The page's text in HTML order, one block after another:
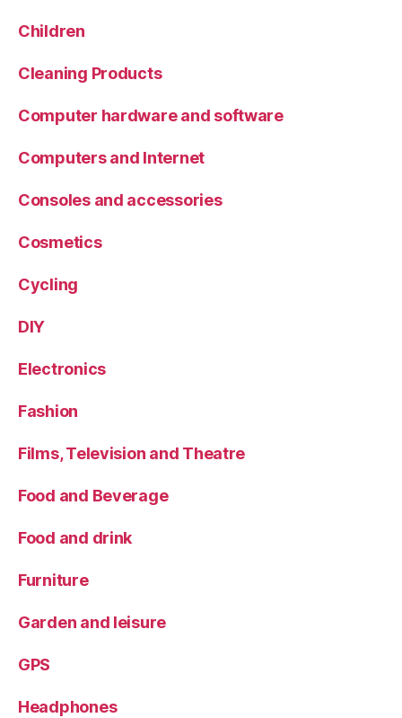
Children
Cleaning Products
Computer hardware and software
Computers and Internet
Consoles and accessories
Cosmetics
Cycling
DIY
Electronics
Fashion
Films, Television and Theatre
Food and Beverage
Food and drink
Furniture
Garden and leisure
GPS
Headphones